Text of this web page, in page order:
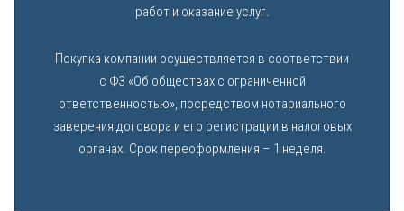
работ и оказание услуг.
Покупка компании осуществляется в соответствии
с ФЗ «Об обществах с ограниченной
ответственностью», посредством нотариального
заверения договора и его регистрации в налоговых
органах. Срок переоформления – 1 неделя.